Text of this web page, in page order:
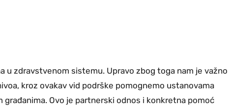
u zdravstvenom sistemu. Upravo zbog toga nam je važno
kroz ovakav vid podrške pomognemo ustanovama
Ovo je partnerski odnos i konkretna pomoć